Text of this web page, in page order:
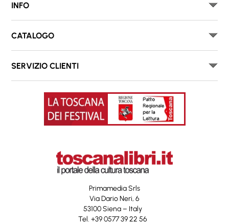
INFO
CATALOGO
SERVIZIO CLIENTI
Primamedia Srls
Via Dario Neri, 6
53100 Siena – Italy
Tel. +39 0577 39 22 56